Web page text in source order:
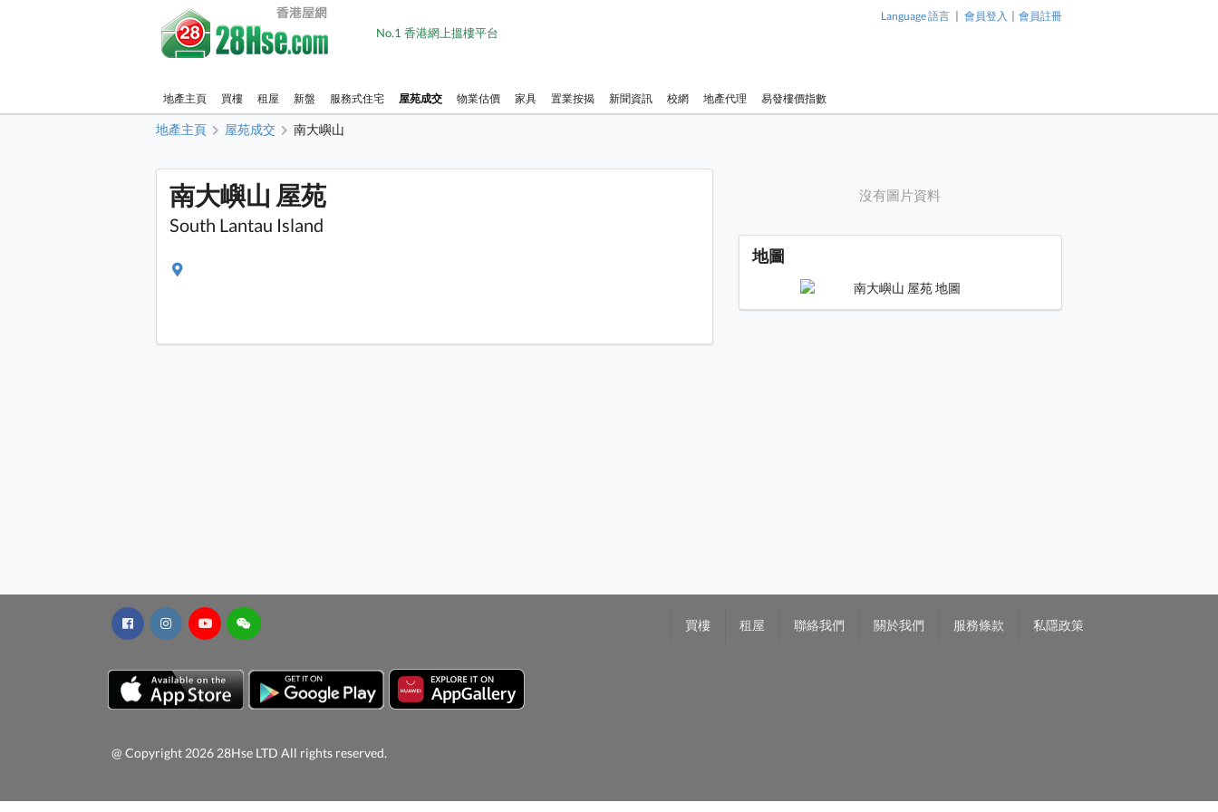
No.1 香港網上搵樓平台
Language 語言 | 會員登入 | 會員註冊
地產主頁 買樓 租屋 新盤 服務式住宅 屋苑成交 物業估價 家具 置業按揭 新聞資訊 校網 地產代理 易發樓價指數
地產主頁 屋苑成交 南大嶼山
南大嶼山 屋苑
South Lantau Island
沒有圖片資料
地圖
買樓 租屋 聯絡我們 關於我們 服務條款 私隱政策
@ Copyright 2026 28Hse LTD All rights reserved.